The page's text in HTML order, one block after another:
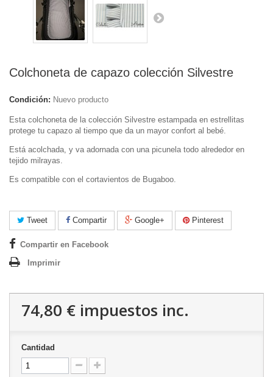
Colchoneta de capazo colección Silvestre
Condición: Nuevo producto
Esta colchoneta de la colección Silvestre estampada en estrellitas
protege tu capazo al tiempo que da un mayor confort al bebé.
Está acolchada, y va adornada con una picunela todo alrededor en
tejido milrayas.
Es compatible con el cortavientos de Bugaboo.
Tweet Compartir Google+ Pinterest
Compartir en Facebook
Imprimir
74,80 € impuestos inc.
Cantidad